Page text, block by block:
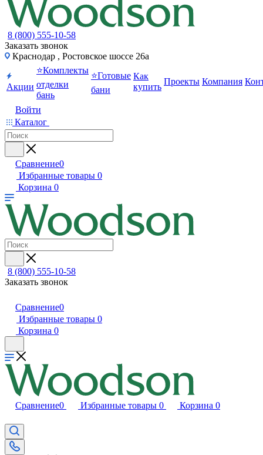
8 (800) 555-10-58
Заказать звонок
Краснодар , Ростовское шоссе 26а
Акции
⭐Комплекты
отделки
бань
⭐Готовые
бани
Как
купить
Проекты Компания
Войти
Каталог
Сравнение0
Избранные товары 0
Корзина 0
8 (800) 555-10-58
Заказать звонок
Сравнение0
Избранные товары 0
Корзина 0
Сравнение0 Избранные товары 0 Корзина 0